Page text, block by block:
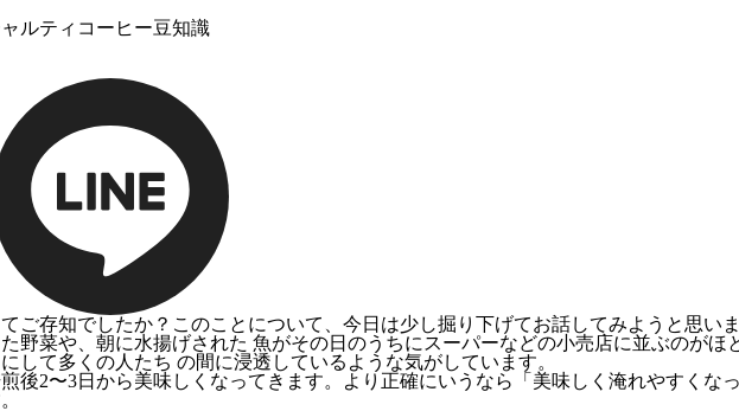
ルティコーヒー豆知識
ご存知でしたか？このことについて、今日は少し掘り下げてお話してみようと思いま
野菜や、朝に水揚げされた 魚がその日のうちにスーパーなどの小売店に並ぶのがほ
して多くの人たち の間に浸透しているような気がしています。
後2〜3日から美味しくなってきます。より正確にいうなら「美味しく淹れやすくな